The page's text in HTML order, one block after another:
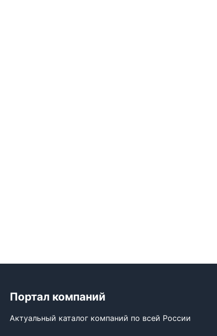
Портал компаний
Актуальный каталог компаний по всей России